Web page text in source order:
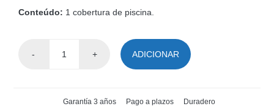
Conteúdo: 1 cobertura de piscina.
Cobertura
ADICIONAR
Garantía 3 años Pago a plazos Duradero